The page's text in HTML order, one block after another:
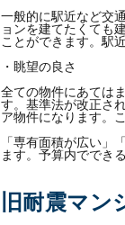
一般的に駅近など交
ョンを建てたくても
ことができます。駅
・眺望の良さ
全ての物件にあては
す。基準法が改正さ
ア物件になります。
「専有面積が広い
ます。予算内ででき
旧耐震マ